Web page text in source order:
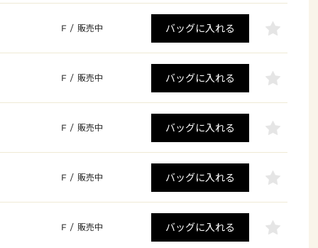
F / 販売中 バッグに入れる
F / 販売中 バッグに入れる
F / 販売中 バッグに入れる
F / 販売中 バッグに入れる
F / 販売中 バッグに入れる